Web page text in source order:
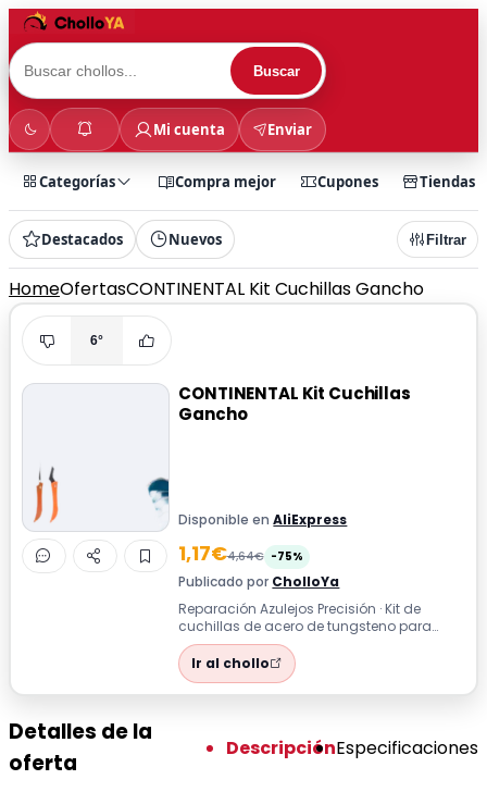
Buscar
Mi cuenta Enviar
Categorías Compra mejor Cupones Tiendas
Destacados Nuevos Filtrar
HomeOfertasCONTINENTAL Kit Cuchillas Gancho
6°
CONTINENTAL Kit Cuchillas
Gancho
Disponible enAliExpress
1,17€4,64€ -75%
Publicado por CholloYa
Reparación Azulejos Precisión · Kit de
cuchillas de acero de tungsteno para
raspar lechada y reparar azulejos con
pre...Ir al chollo
Detalles de la
oferta
DescripciónEspecificaciones